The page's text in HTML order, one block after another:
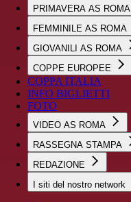
PRIMAVERA AS ROMA
FEMMINILE AS ROMA
GIOVANILI AS ROMA
COPPE EUROPEE
COPPA ITALIA
INFO BIGLIETTI
FOTO
VIDEO AS ROMA
RASSEGNA STAMPA
REDAZIONE
I siti del nostro network